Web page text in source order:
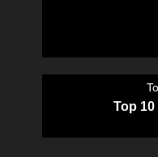
Top